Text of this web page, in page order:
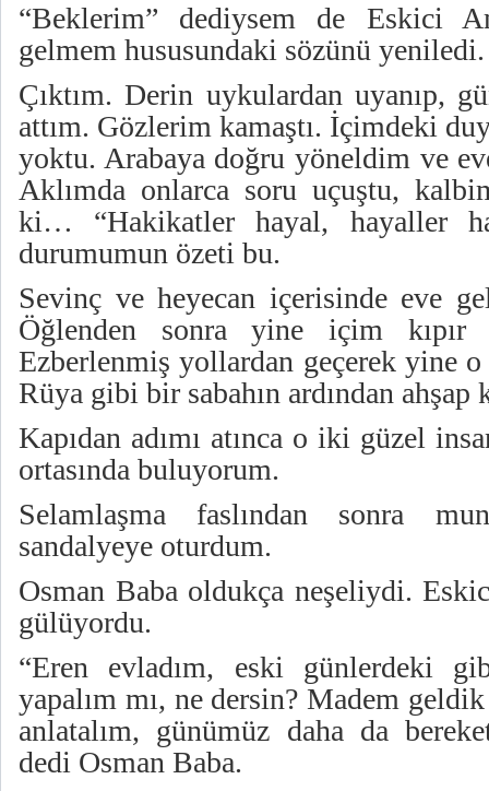
“Beklerim” dediysem de Eskici
gelmem hususundaki sözünü yeniledi.
Çıktım. Derin uykulardan uyanıp,
attım. Gözlerim kamaştı. İçimdeki
yoktu. Arabaya doğru yöneldim ve
Aklımda onlarca soru uçuştu,
ki… “Hakikatler hayal, hayaller
durumumun özeti bu.
Sevinç ve heyecan içerisinde eve
Öğlenden sonra yine içim kıpır
Ezberlenmiş yollardan geçerek yine o
Rüya gibi bir sabahın ardından
Kapıdan adımı atınca o iki güzel
ortasında buluyorum.
Selamlaşma faslından sonra
sandalyeye oturdum.
Osman Baba oldukça neşeliydi.
gülüyordu.
“Eren evladım, eski günlerdeki
yapalım mı, ne dersin? Madem
anlatalım, günümüz daha da
dedi Osman Baba.